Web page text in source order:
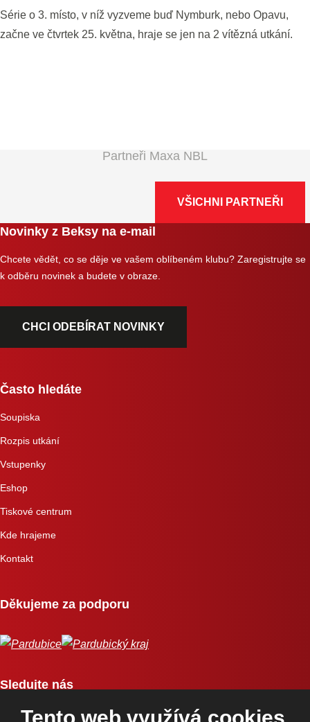
Série o 3. místo, v níž vyzveme buď Nymburk, nebo Opavu,
začne ve čtvrtek 25. května, hraje se jen na 2 vítězná utkání.
Partneři Maxa NBL
VŠICHNI PARTNEŘI
Novinky z Beksy na e-mail
Chcete vědět, co se děje ve vašem oblíbeném klubu? Zaregistrujte se
k odběru novinek a budete v obraze.
CHCI ODEBÍRAT NOVINKY
Často hledáte
Soupiska
Rozpis utkání
Vstupenky
Eshop
Tiskové centrum
Kde hrajeme
Kontakt
Děkujeme za podporu
Sledujte nás